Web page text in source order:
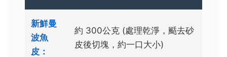
新鮮曼
波魚
皮：
約 300公克 (處理乾淨，颳去砂
皮後切塊，約一口大小)